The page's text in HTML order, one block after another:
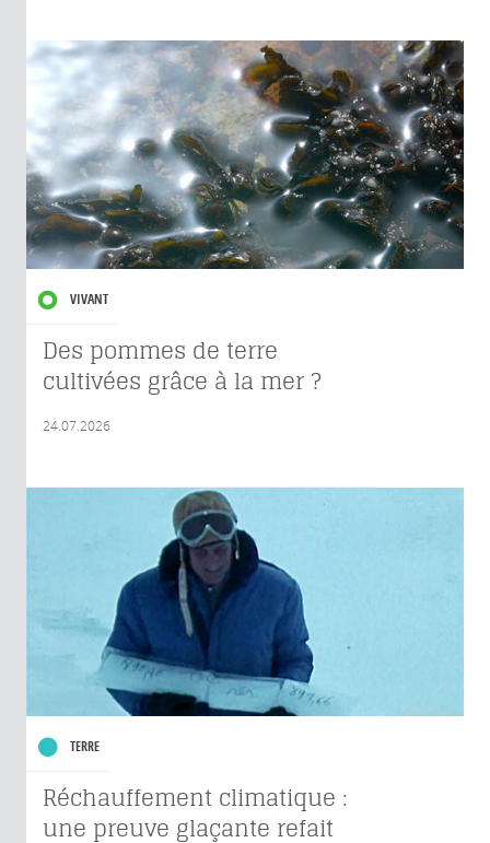
VIVANT
Des pommes de terre
cultivées grâce à la mer ?
24.07.2026
TERRE
Réchauffement climatique :
une preuve glaçante refait